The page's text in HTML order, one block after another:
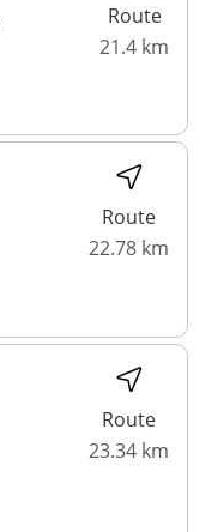
Route
21.4 km
Route
22.78 km
Route
23.34 km